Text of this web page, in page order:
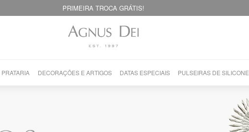
PRIMEIRA TROCA GRÁTIS!
PRATARIA DECORAÇÕES E ARTIGOS DATAS ESPECIAIS PULSEIRAS DE SILICONE